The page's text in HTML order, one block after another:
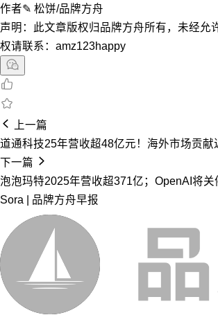
作者✎ 松饼/品牌方舟
声明：此文章版权归品牌方舟所有，未经允
权请联系：amz123happy
上一篇
道通科技25年营收超48亿元！海外市场贡献
下一篇
泡泡玛特2025年营收超371亿；OpenAI将关
Sora | 品牌方舟早报